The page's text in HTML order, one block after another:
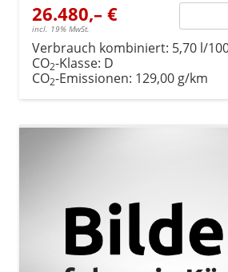
26.480,– €
incl. 19% MwSt.
Verbrauch kombiniert: 5,70 l/
CO2-Klasse: D
CO2-Emissionen: 129,00 g/km